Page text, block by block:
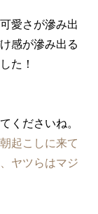
愛さが滲み出
感が滲み出る
た！
くださいね。
起こしに来て
ヤツらはマジ